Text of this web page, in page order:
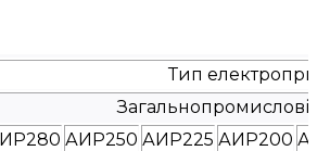
Тип
Загальнопромислові
АИР250 АИР225 АИР200